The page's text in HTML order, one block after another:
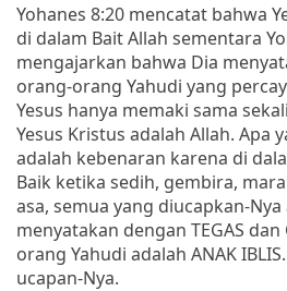
Yohanes 8:20 mencatat bahwa
di dalam Bait Allah sementara
mengajarkan bahwa Dia
orang-orang Yahudi yang
Yesus hanya memaki sama
Yesus Kristus adalah Allah. Apa
adalah kebenaran karena di
Baik ketika sedih, gembira,
asa, semua yang diucapkan-
menyatakan dengan TEGAS dan
orang Yahudi adalah ANAK
ucapan-Nya.